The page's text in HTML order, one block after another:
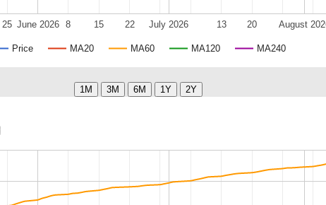
Price MA20 MA60 MA120 MA240
June 2026 July 2026 August
25 8 15 22 13 20